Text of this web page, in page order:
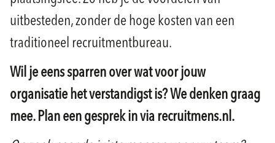
uitbesteden, zonder de hoge kosten van een
traditioneel recruitmentbureau.
Wil je eens sparren over wat voor jouw
organisatie het verstandigst is? We denken graag
mee. Plan een gesprek in via recruitmens.nl.